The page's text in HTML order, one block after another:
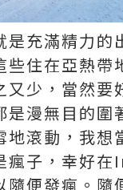
是充滿精力的
住在亞熱帶
又少，當然要
是漫無目的圍
地滾動，我想
瘋子，幸好
隨便發瘋。隨